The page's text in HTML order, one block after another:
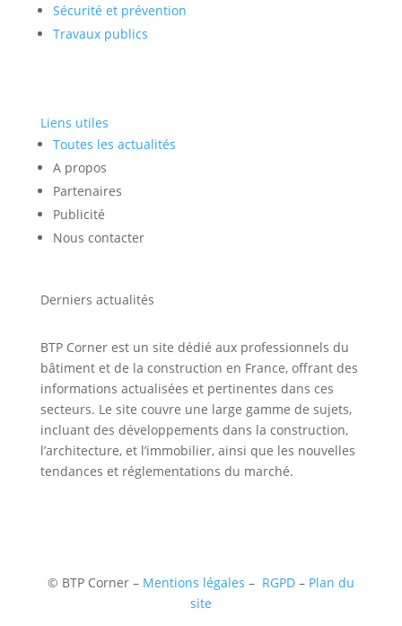
Sécurité et prévention
Travaux publics
Liens utiles
Toutes les actualités
A propos
Partenaires
Publicité
Nous contacter
Derniers actualités
BTP Corner est un site dédié aux professionnels du
bâtiment et de la construction en France, offrant des
informations actualisées et pertinentes dans ces
secteurs. Le site couvre une large gamme de sujets,
incluant des développements dans la construction,
l’architecture, et l’immobilier, ainsi que les nouvelles
tendances et réglementations du marché.
© BTP Corner – Mentions légales – RGPD– Plan du
site